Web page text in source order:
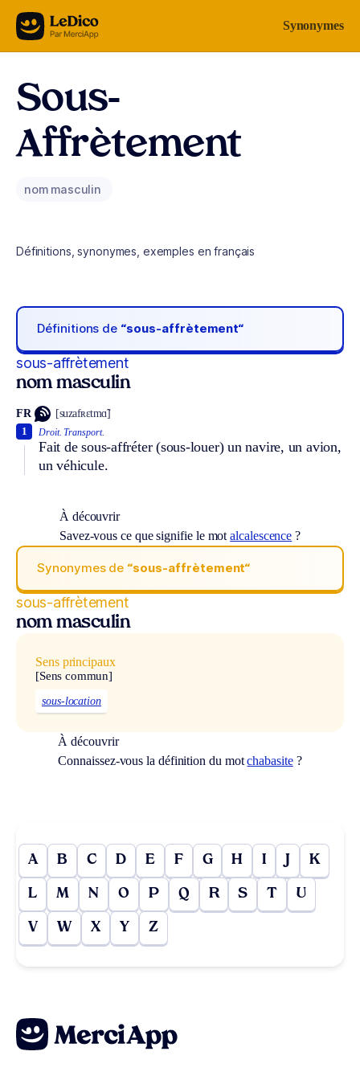
Aller au contenu Synonymes
Sous-
Affrètement
nom masculin
Définitions, synonymes, exemples en français
Définitions de “sous-affrètement“
sous-affrètement
nom masculin
FR [suzafʀɛtmɑ̃]
Droit. Transport.
Fait de sous-affréter (sous-louer) un navire, un avion,
un véhicule.
1
À découvrir
Savez-vous ce que signifie le motalcalescence ?
Synonymes de “sous-affrètement“
sous-affrètement
nom masculin
Sens principaux
[Sens commun]
sous-location
À découvrir
Connaissez-vous la définition du motchabasite?
A B C D E F G H I J K
L M N O P Q R S T U
V W X Y Z